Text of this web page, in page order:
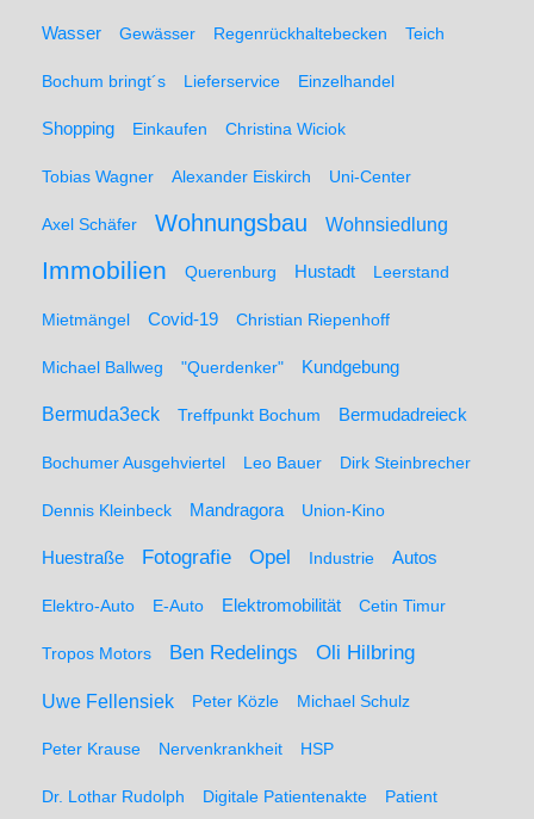
Wasser Gewässer Regenrückhaltebecken Teich
Bochum bringt´s Lieferservice Einzelhandel
Shopping Einkaufen Christina Wiciok
Tobias Wagner Alexander Eiskirch Uni-Center
Axel Schäfer Wohnungsbau Wohnsiedlung
Immobilien Querenburg Hustadt Leerstand
Mietmängel Covid-19 Christian Riepenhoff
Michael Ballweg "Querdenker" Kundgebung
Bermuda3eck Treffpunkt Bochum Bermudadreieck
Bochumer Ausgehviertel Leo Bauer Dirk Steinbrecher
Dennis Kleinbeck Mandragora Union-Kino
Huestraße Fotografie Opel Industrie Autos
Elektro-Auto E-Auto Elektromobilität Cetin Timur
Tropos Motors Ben Redelings Oli Hilbring
Uwe Fellensiek Peter Közle Michael Schulz
Peter Krause Nervenkrankheit HSP
Dr. Lothar Rudolph Digitale Patientenakte Patient